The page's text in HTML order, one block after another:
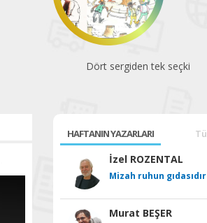
Dört sergiden tek seçki
HAFTANIN YAZARLARI
İzel ROZENTAL
Mizah ruhun gıdasıdır
Murat BEŞER